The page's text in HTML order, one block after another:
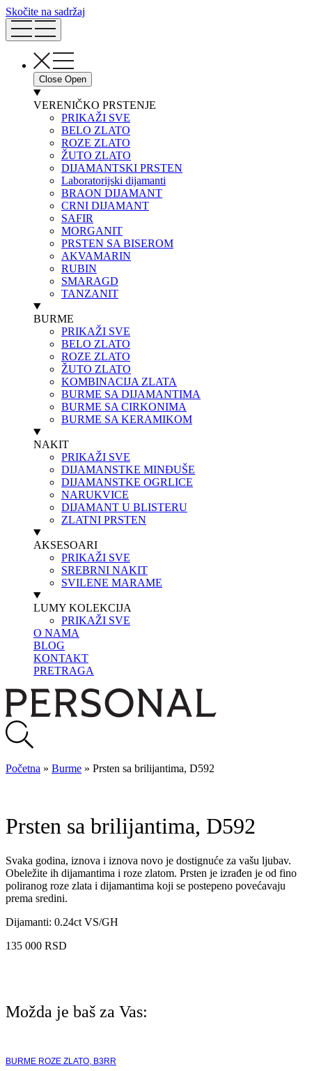
Skočite na sadržaj
Close Open
VERENIČKO PRSTENJE
PRIKAŽI SVE
BELO ZLATO
ROZE ZLATO
ŽUTO ZLATO
DIJAMANTSKI PRSTEN
Laboratorijski dijamanti
BRAON DIJAMANT
CRNI DIJAMANT
SAFIR
MORGANIT
PRSTEN SA BISEROM
AKVAMARIN
RUBIN
SMARAGD
TANZANIT
BURME
PRIKAŽI SVE
BELO ZLATO
ROZE ZLATO
ŽUTO ZLATO
KOMBINACIJA ZLATA
BURME SA DIJAMANTIMA
BURME SA CIRKONIMA
BURME SA KERAMIKOM
NAKIT
PRIKAŽI SVE
DIJAMANSTKE MINĐUŠE
DIJAMANSTKE OGRLICE
NARUKVICE
DIJAMANT U BLISTERU
ZLATNI PRSTEN
AKSESOARI
PRIKAŽI SVE
SREBRNI NAKIT
SVILENE MARAME
LUMY KOLEKCIJA
PRIKAŽI SVE
O NAMA
BLOG
KONTAKT
PRETRAGA
Početna » Burme » Prsten sa brilijantima, D592
Prsten sa brilijantima, D592
Svaka godina, iznova i iznova novo je dostignuće za vašu ljubav.
Obeležite ih dijamantima i roze zlatom. Prsten je izrađen je od fino
poliranog roze zlata i dijamantima koji se postepeno povećavaju
prema sredini.
Dijamanti: 0.24ct VS/GH
135 000 RSD
Možda je baš za Vas:
BURME ROZE ZLATO, B3RR